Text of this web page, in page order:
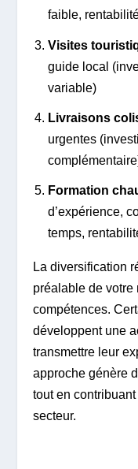
faible,
Visites
guide local
variable)
Livraisons
urgentes
Formation
d’expérience,
temps,
La diversification
préalable de votre
compétences.
développent une
transmettre leur
approche génère
tout en
secteur.